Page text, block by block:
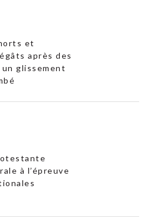
et
après des
glissement
à l’épreuve